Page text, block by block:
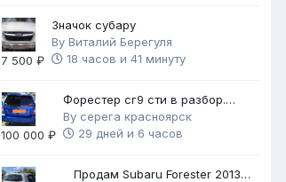
7 500 ₽
Значок субару
By Виталий Берегуля
18 часов и 41 минуту
100 000 ₽
Форестер сг9 сти в разбор.
Механика 6ст.
By серега красноярск
29 дней и 6 часов
Продам Subaru Forester 2013